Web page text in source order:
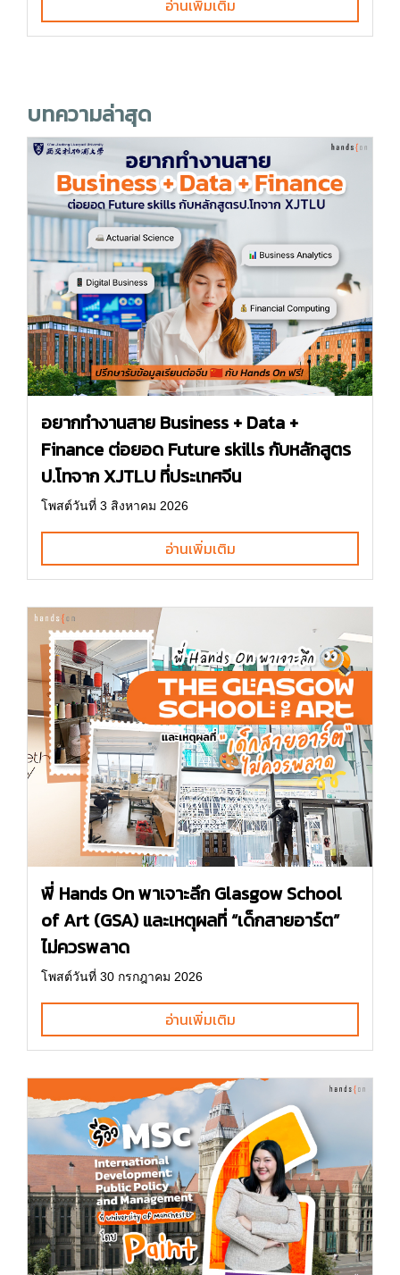
อ่านเพิ่มเติม
บทความล่าสุด
อยากทำงานสาย Business + Data +
Finance ต่อยอด Future skills กับหลักสูตร
ป.โทจาก XJTLU ที่ประเทศจีน
โพสต์วันที่ 3 สิงหาคม 2026
อ่านเพิ่มเติม
พี่ Hands On พาเจาะลึก Glasgow School
of Art (GSA) และเหตุผลที่ “เด็กสายอาร์ต”
ไม่ควรพลาด
โพสต์วันที่ 30 กรกฎาคม 2026
อ่านเพิ่มเติม